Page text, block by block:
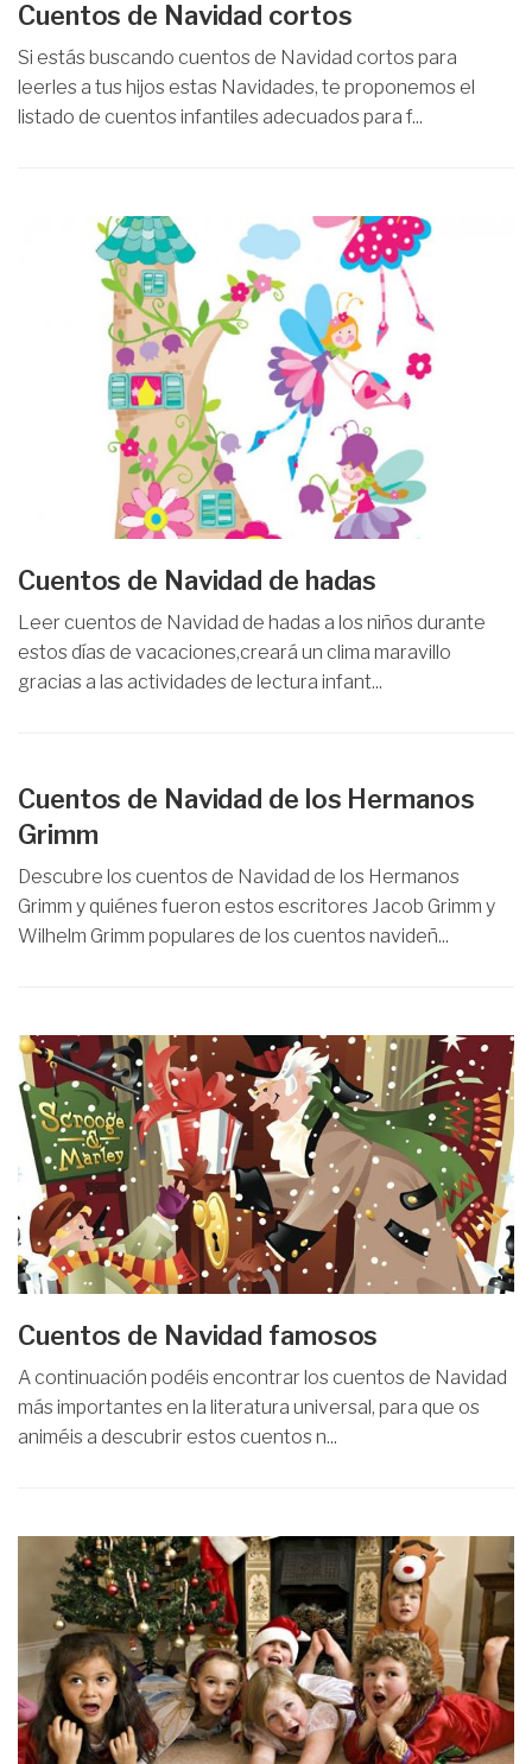
Cuentos de Navidad cortos
Si estás buscando cuentos de Navidad cortos para
leerles a tus hijos estas Navidades, te proponemos el
listado de cuentos infantiles adecuados para f...
Cuentos de Navidad de hadas
Leer cuentos de Navidad de hadas a los niños durante
estos días de vacaciones,creará un clima maravillo
gracias a las actividades de lectura infant...
Cuentos de Navidad de los Hermanos
Grimm
Descubre los cuentos de Navidad de los Hermanos
Grimm y quiénes fueron estos escritores Jacob Grimm y
Wilhelm Grimm populares de los cuentos navideñ...
Cuentos de Navidad famosos
A continuación podéis encontrar los cuentos de Navidad
más importantes en la literatura universal, para que os
animéis a descubrir estos cuentos n...